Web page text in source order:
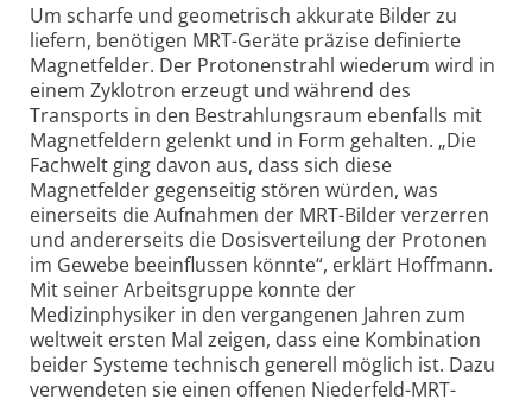
Um scharfe und geometrisch akkurate Bilder zu
liefern, benötigen MRT-Geräte präzise definierte
Magnetfelder. Der Protonenstrahl wiederum wird in
einem Zyklotron erzeugt und während des
Transports in den Bestrahlungsraum ebenfalls mit
Magnetfeldern gelenkt und in Form gehalten. „Die
Fachwelt ging davon aus, dass sich diese
Magnetfelder gegenseitig stören würden, was
einerseits die Aufnahmen der MRT-Bilder verzerren
und andererseits die Dosisverteilung der Protonen
im Gewebe beeinflussen könnte“, erklärt Hoffmann.
Mit seiner Arbeitsgruppe konnte der
Medizinphysiker in den vergangenen Jahren zum
weltweit ersten Mal zeigen, dass eine Kombination
beider Systeme technisch generell möglich ist. Dazu
verwendeten sie einen offenen Niederfeld-MRT-